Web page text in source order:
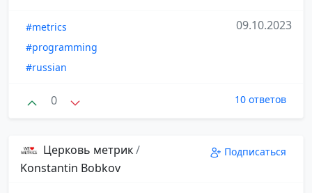
#metrics
#programming
#russian
09.10.2023
0 10 ответов
Церковь метрик/
Konstantin Bobkov
Подписаться